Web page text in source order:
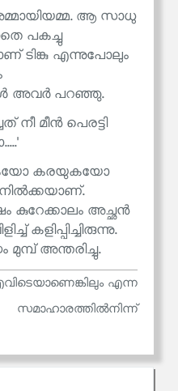
ആ സാധു
പകച്ചു
ടിങ്കു എന്നുപോലും
അവർ പറഞ്ഞു.
നീ മീൻ പെരട്ടി
കരയുകയോ
കുറേക്കാലം അച്ഛൻ
കളിപ്പിച്ചിരുന്നു.
മുമ്പ് അന്തരിച്ചു.
എന്ന
സമാഹാരത്തില്‍നിന്ന്